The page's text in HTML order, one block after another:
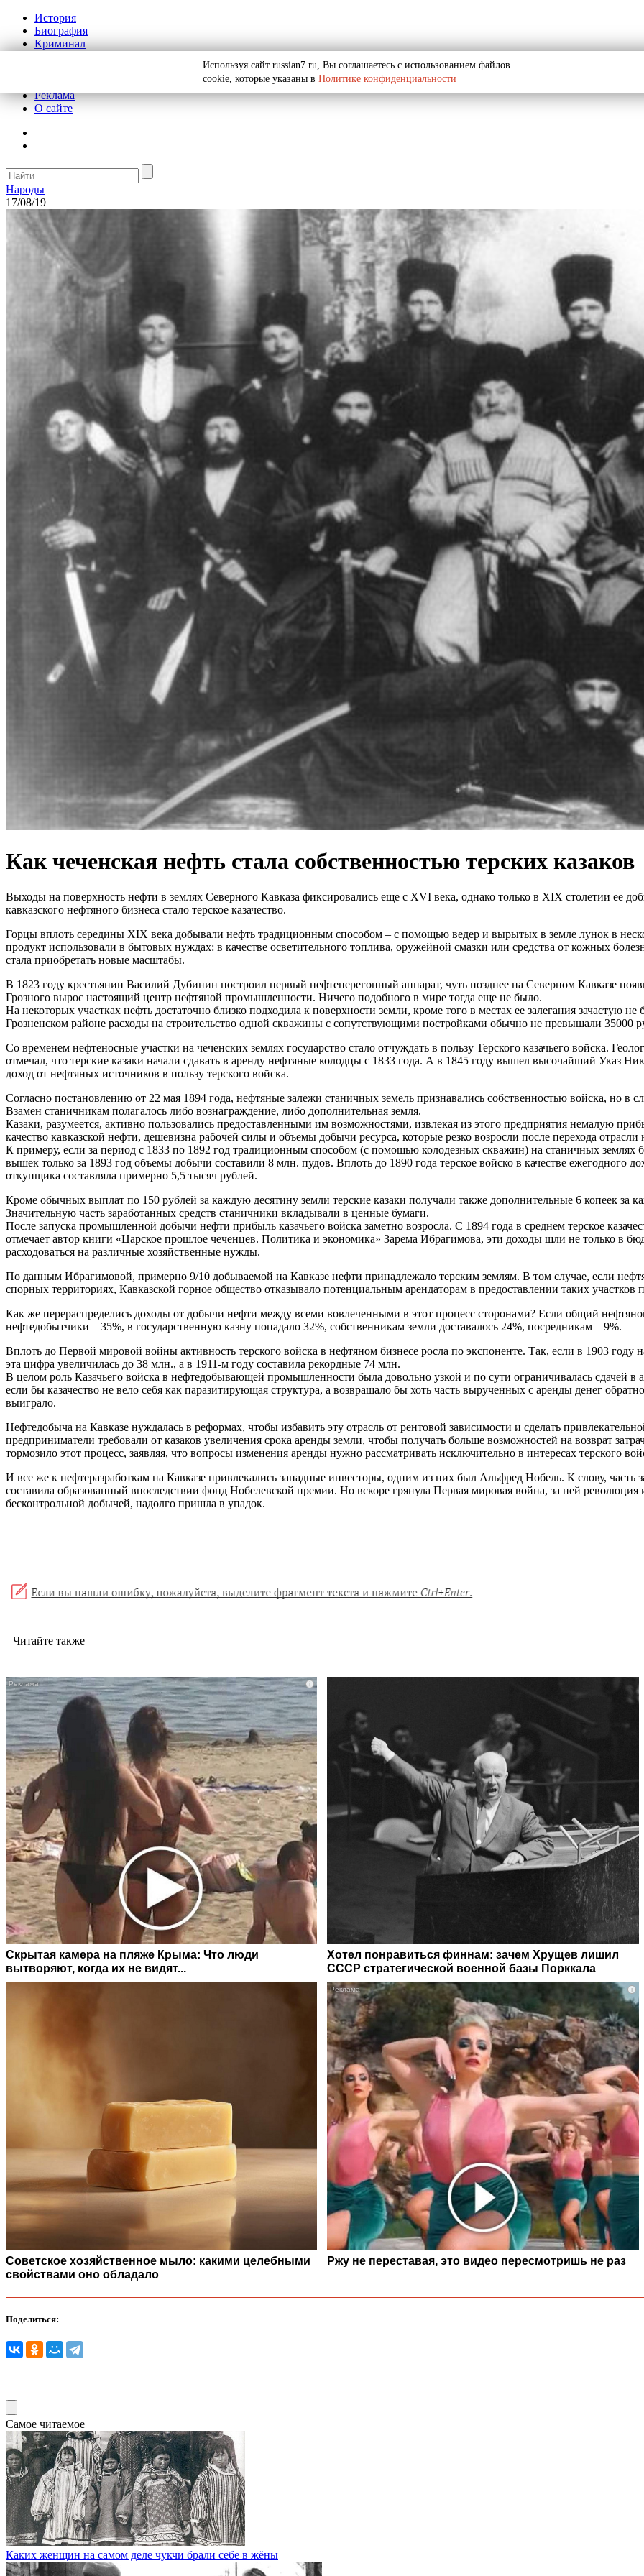
История
Биография
Криминал
Реклама
О сайте
Народы
17/08/19
Как чеченская нефть стала собственностью терских казаков
Выходы на поверхность нефти в землях Северного Кавказа фиксировались еще с XVI века, однако только в XIX столетии ее
кавказского нефтяного бизнеса стало терское казачество.
Горцы вплоть середины XIX века добывали нефть традиционным способом – с помощью ведер и вырытых в земле лунок в
продукт использовали в бытовых нуждах: в качестве осветительного топлива, оружейной смазки или средства от кожных
стала приобретать новые масштабы.
В 1823 году крестьянин Василий Дубинин построил первый нефтеперегонный аппарат, чуть позднее на Северном Кавказе
Грозного вырос настоящий центр нефтяной промышленности. Ничего подобного в мире тогда еще не было.
На некоторых участках нефть достаточно близко подходила к поверхности земли, кроме того в местах ее залегания зачастую
Грозненском районе расходы на строительство одной скважины с сопутствующими постройками обычно не превышали 35000
Со временем нефтеносные участки на чеченских землях государство стало отчуждать в пользу Терского казачьего войска.
отмечал, что терские казаки начали сдавать в аренду нефтяные колодцы с 1833 года. А в 1845 году вышел высочайший Указ
доход от нефтяных источников в пользу терского войска.
Согласно постановлению от 22 мая 1894 года, нефтяные залежи станичных земель признавались собственностью войска, но в
Взамен станичникам полагалось либо вознаграждение, либо дополнительная земля.
Казаки, разумеется, активно пользовались предоставленными им возможностями, извлекая из этого предприятия немалую
качество кавказской нефти, дешевизна рабочей силы и объемы добычи ресурса, которые резко возросли после перехода
К примеру, если за период с 1833 по 1892 год традиционным способом (с помощью колодезных скважин) на станичных
вышек только за 1893 год объемы добычи составили 8 млн. пудов. Вплоть до 1890 года терское войско в качестве ежегодного
откупщика составляла примерно 5,5 тысяч рублей.
Кроме обычных выплат по 150 рублей за каждую десятину земли терские казаки получали также дополнительные 6 копеек за
Значительную часть заработанных средств станичники вкладывали в ценные бумаги.
После запуска промышленной добычи нефти прибыль казачьего войска заметно возросла. С 1894 года в среднем терское
отмечает автор книги «Царское прошлое чеченцев. Политика и экономика» Зарема Ибрагимова, эти доходы шли не только в
расходоваться на различные хозяйственные нужды.
По данным Ибрагимовой, примерно 9/10 добываемой на Кавказе нефти принадлежало терским землям. В том случае, если
спорных территориях, Кавказской горное общество отказывало потенциальным арендаторам в предоставлении таких участков
Как же перераспределись доходы от добычи нефти между всеми вовлеченными в этот процесс сторонами? Если общий
нефтедобытчики – 35%, в государственную казну попадало 32%, собственникам земли доставалось 24%, посредникам – 9%.
Вплоть до Первой мировой войны активность терского войска в нефтяном бизнесе росла по экспоненте. Так, если в 1903
эта цифра увеличилась до 38 млн., а в 1911-м году составила рекордные 74 млн.
В целом роль Казачьего войска в нефтедобывающей промышленности была довольно узкой и по сути ограничивалась сдачей в
если бы казачество не вело себя как паразитирующая структура, а возвращало бы хоть часть вырученных с аренды денег
выиграло.
Нефтедобыча на Кавказе нуждалась в реформах, чтобы избавить эту отрасль от рентовой зависимости и сделать
предприниматели требовали от казаков увеличения срока аренды земли, чтобы получать больше возможностей на возврат
тормозило этот процесс, заявляя, что вопросы изменения аренды нужно рассматривать исключительно в интересах терского
И все же к нефтеразработкам на Кавказе привлекались западные инвесторы, одним из них был Альфред Нобель. К слову,
составила образованный впоследствии фонд Нобелевской премии. Но вскоре грянула Первая мировая война, за ней
бесконтрольной добычей, надолго пришла в упадок.
Читайте также
i
Скрытая камера на пляже Крыма: Что люди
вытворяют, когда их не видят...
Хотел понравиться финнам: зачем Хрущев лишил
СССР стратегической военной базы Порккала
Советское хозяйственное мыло: какими целебными
свойствами оно обладало
i
Ржу не переставая, это видео пересмотришь не раз
Поделиться:
Самое читаемое
Каких женщин на самом деле чукчи брали себе в жёны
Используя сайт russian7.ru, Вы соглашаетесь с использованием файлов
cookie, которые указаны в Политике конфиденциальности